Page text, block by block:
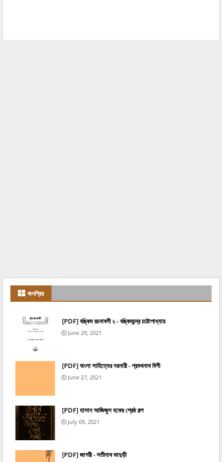
জনপ্রিয়
[PDF] বঙ্কিম রচনাবলী ২ - বঙ্কিমচন্দ্র চট্টোপাধ্যায়
June 29, 2021
[PDF] বাংলা সাহিত্যের নরনারী - প্রমথনাথ বিশী
June 27, 2021
[PDF] হাসান আজিজুল হকের শ্রেষ্ঠ গল্প
July 09, 2021
[PDF] জাগরী - সতীনাথ ভাদুড়ী